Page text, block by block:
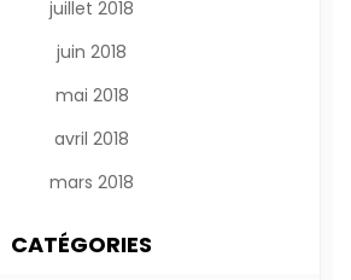
juillet 2018
juin 2018
mai 2018
avril 2018
mars 2018
CATÉGORIES